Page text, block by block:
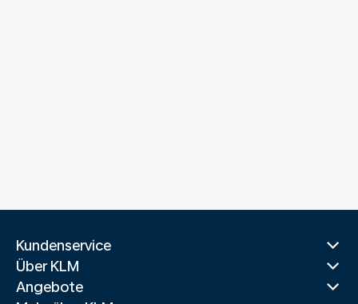
Kundenservice
Über KLM
Angebote